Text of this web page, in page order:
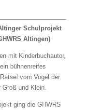
Schulprojekt
Altingen)
mit Kinderbuchautor,
bühnenreifes
vom Vogel der
Groß und Klein.
ging die GHWRS